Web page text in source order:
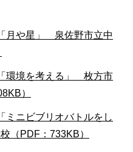
月や星」 泉佐野市立中
環境を考える」 枚方市
）
ニビブリオバトルをし
（PDF：733KB）